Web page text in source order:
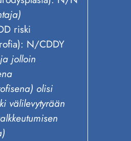
riski
N/CDDY
jolloin
olisi
välilevytyrään